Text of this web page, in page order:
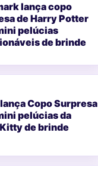
lança copo
de Harry Potter
pelúcias
de brinde
lança Copo Surpresa
pelúcias da
de brinde